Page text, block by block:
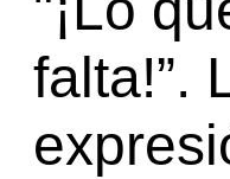
falta!”.